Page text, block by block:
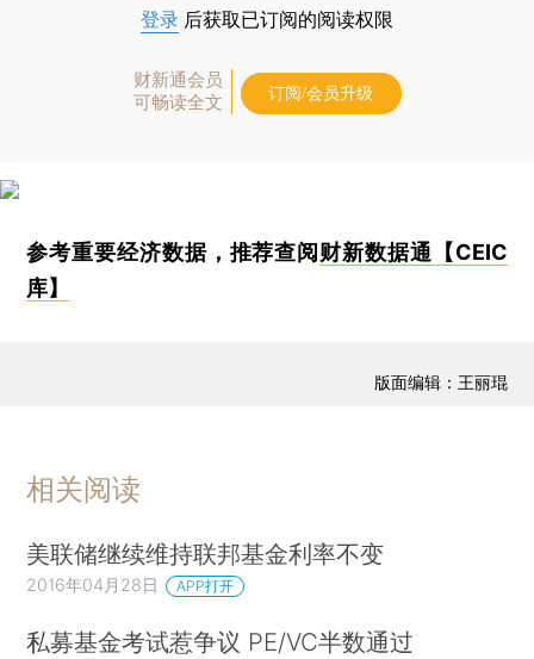
登录 后获取已订阅的阅读权限
财新通会员
可畅读全文
订阅/会员升级
参考重要经济数据，推荐查阅 财新数据通【CEIC
库】
版面编辑：王丽琨
相关阅读
美联储继续维持联邦基金利率不变
2016年04月28日 APP打开
私募基金考试惹争议 PE/VC半数通过